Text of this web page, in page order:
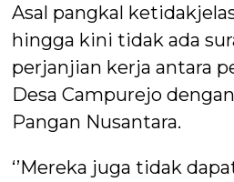
Asal pangkal
hingga kini tidak ada
perjanjian kerja antara
Desa Campurejo
Pangan Nusantara.
‘’Mereka juga tidak